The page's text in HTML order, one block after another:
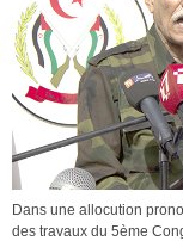
Dans une allocution
des travaux du 5ème